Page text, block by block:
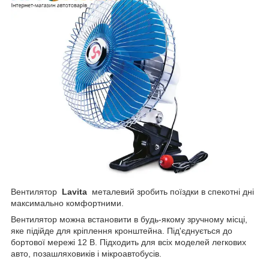
Вентилятор Lavita металевий зробить поїздки в спекотні дні
максимально комфортними.
Вентилятор можна встановити в будь-якому зручному місці,
яке підійде для кріплення кронштейна. Під'єднується до
бортової мережі 12 В. Підходить для всіх моделей легкових
авто, позашляховиків і мікроавтобусів.